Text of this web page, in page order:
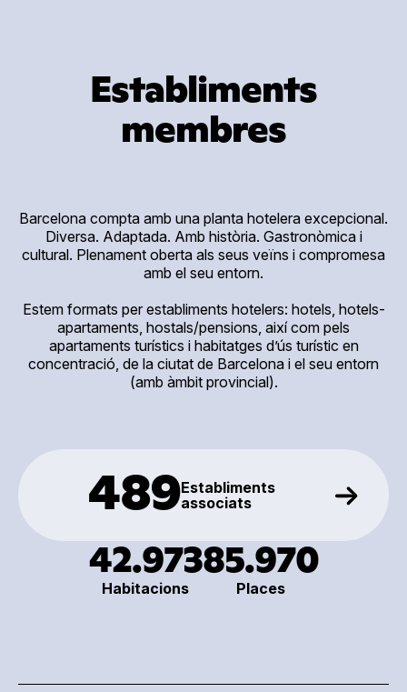
Establiments
membres
Barcelona compta amb una planta hotelera excepcional.
Diversa. Adaptada. Amb història. Gastronòmica i
cultural. Plenament oberta als seus veïns i compromesa
amb el seu entorn.
Estem formats per establiments hotelers: hotels, hotels-
apartaments, hostals/pensions, així com pels
apartaments turístics i habitatges d’ús turístic en
concentració, de la ciutat de Barcelona i el seu entorn
(amb àmbit provincial).
489Establiments
associats
42.973
Habitacions
85.970
Places